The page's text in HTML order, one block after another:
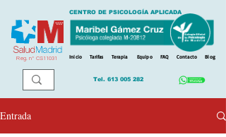
Reg. nº CS11031
CENTRO DE PSICOLOGÍA APLICADA
Inicio Tarifas Terapia Equipo FAQ Contacto Blog
Tel. 613 005 282
Entrada